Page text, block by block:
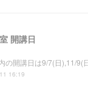
開講日
の開講日は9/7(日),11/9(
16:19